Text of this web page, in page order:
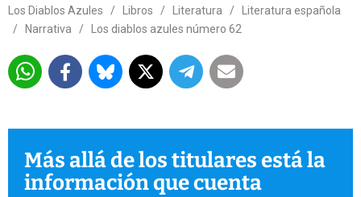
Los Diablos Azules
/ Libros / Literatura /
Literatura española
/
Narrativa / Los diablos azules número 62
Más allá de los titulares está la
información que cuenta